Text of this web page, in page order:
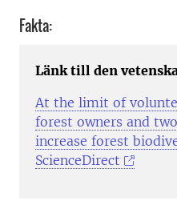
Fakta:
Länk till den
At the limit of
forest owners and
increase forest
ScienceDirect